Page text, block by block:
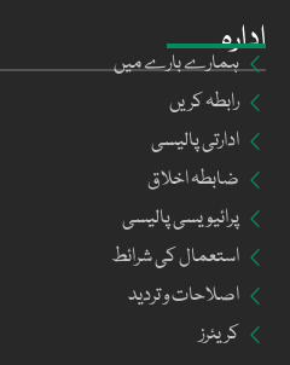
ادارہ
ہمارے بارے میں
رابطہ کریں
ادارتی پالیسی
ضابطہ اخلاق
پرائیویسی پالیسی
استعمال کی شرائط
اصلاحات و تردید
کریئرز